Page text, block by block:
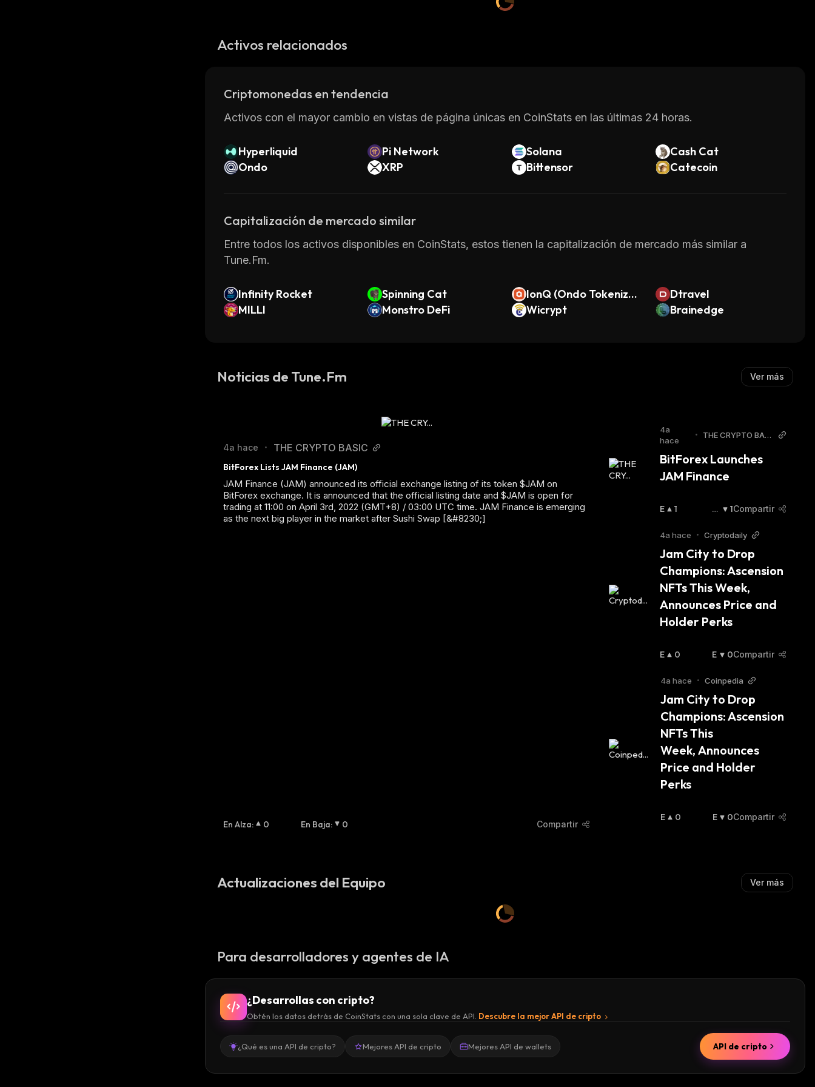
Activos relacionados
Criptomonedas en tendencia
Activos con el mayor cambio en vistas de página únicas en CoinStats en las últimas 24 horas.
Hyperliquid Pi Network Solana
Cash Cat
Ondo
XRP Bittensor Catecoin
Capitalización de mercado similar
Entre todos los activos disponibles en CoinStats, estos tienen la capitalización de mercado más similar a
Tune.Fm.
Infinity Rocket Spinning Cat
IonQ (Ondo Tokenize
d)
Dtravel
MILLI
Monstro DeFi Wicrypt Brainedge
Noticias de Tune.Fm Ver más
4a hace • THE CRYPTO BASIC
BitForex Lists JAM Finance (JAM)
JAM Finance (JAM) announced its official exchange listing of its token $JAM on
BitForex exchange. It is announced that the official listing date and $JAM is open for
trading at 11:00 on April 3rd, 2022 (GMT+8) / 03:00 UTC time. JAM Finance is emerging
as the next big player in the market after Sushi Swap [&#8230;]
En Alza: 0 En Baja: 0 Compartir
4a
hace
•
THE CRYPTO BASI
BitForex Launches
JAM Finance
E
A
Z
A
:
1
E
B
A:
1Compartir
4a hace • Cryptodaily
Jam City to Drop
Champions: Ascension
NFTs This Week,
Announces Price and
Holder Perks
E
A
Z
A
:
0
E
B
J
A
0Compartir
4a hace • Coinpedia
Jam City to Drop
Champions: Ascension
NFTs This
Week, Announces
Price and Holder
Perks
E
0
E
0Compartir
Actualizaciones del Equipo Ver más
Para desarrolladores y agentes de IA
¿Desarrollas con cripto?
Obtén los datos detrás de CoinStats con una sola clave de API. Descubre la mejor API de cripto
¿Qué es una API de cripto? Mejores API de cripto Mejores API de wallets API de cripto